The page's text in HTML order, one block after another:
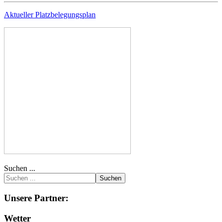
Aktueller Platzbelegungsplan
Suchen ...
Suchen
Unsere Partner:
Wetter